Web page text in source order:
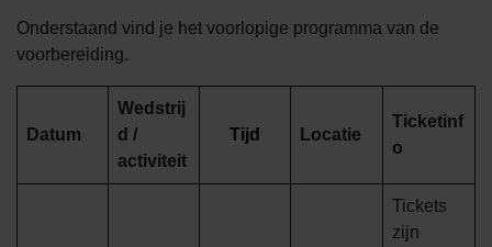
Onderstaand vind je het voorlopige programma van de
voorbereiding.
Datum
Wedstrij
d /
activiteit
Tijd Locatie
Ticketinf
o
Tickets
zijn